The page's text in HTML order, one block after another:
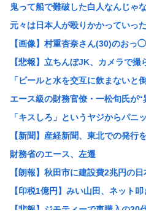
鬼って船で難破した白人なんじゃ
元々は日本人が殴りかかっていっ
【画像】村重杏奈さん(30)のおっ
【悲報】立ちんぼJK、カメラで撮
「ビールと水を交互に飲まないと
エース級の財務官僚・一松旬氏が
「キスしろ」というヤジからパ
【新聞】産経新聞、東北での発行
財務省のエース、左遷
【朗報】秋田市に建設費2兆円の
【印税1億円】みい山田、ネット
【悲報】ジモティーで車購入の20